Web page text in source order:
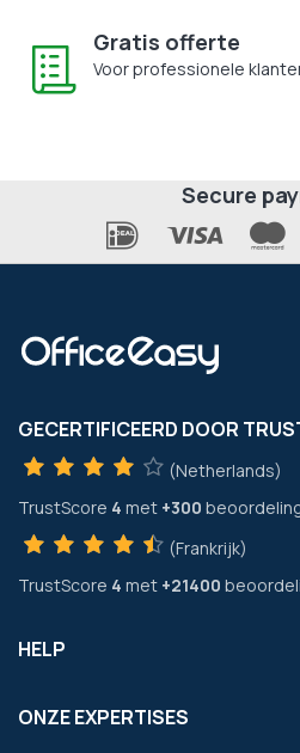
Gratis offerte
Voor professionele
Secure
GECERTIFICEERD DOOR
(Netherlands)
TrustScore 4 met +300
(Frankrijk)
TrustScore 4 met +21400
HELP
ONZE EXPERTISES